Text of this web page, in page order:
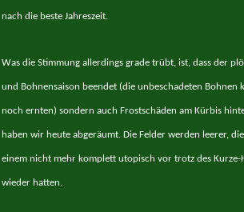
nach die beste Jahreszeit.
Was die Stimmung allerdings grade trübt, ist, dass der
und Bohnensaison beendet (die unbeschadeten
noch ernten) sondern auch Frostschäden am Kürbis
haben wir heute abgeräumt. Die Felder werden leerer,
einem nicht mehr komplett utopisch vor trotz des
wieder hatten.